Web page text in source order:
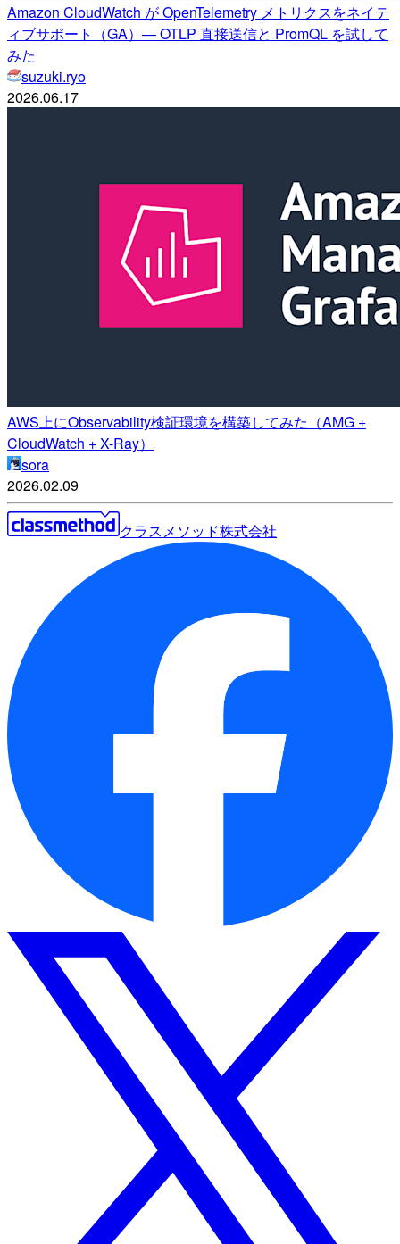
Amazon CloudWatch が OpenTelemetry メトリクスをネイテ
ィブサポート（GA）— OTLP 直接送信と PromQL を試して
みた
suzuki.ryo
2026.06.17
AWS上にObservability検証環境を構築してみた（AMG +
CloudWatch + X-Ray）
sora
2026.02.09
クラスメソッド株式会社